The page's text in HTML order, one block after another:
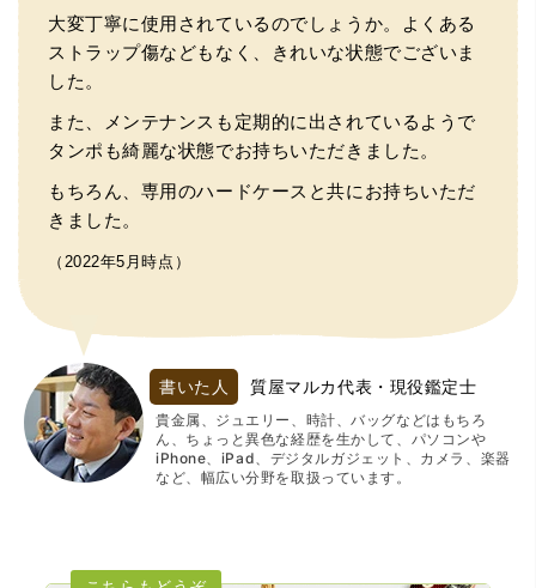
大変丁寧に使用されているのでしょうか。よくある
ストラップ傷などもなく、きれいな状態でございま
した。
また、メンテナンスも定期的に出されているようで
タンポも綺麗な状態でお持ちいただきました。
もちろん、専用のハードケースと共にお持ちいただ
きました。
（2022年5月時点）
書いた人 質屋マルカ代表・現役鑑定士
貴金属、ジュエリー、時計、バッグなどはもちろ
ん、ちょっと異色な経歴を生かして、パソコンや
iPhone、iPad、デジタルガジェット、カメラ、楽器
など、幅広い分野を取扱っています。